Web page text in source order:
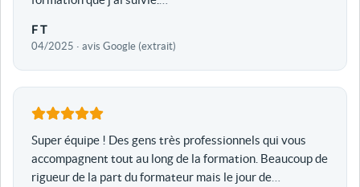
F T
04/2025 · avis Google (extrait)
Super équipe ! Des gens très professionnels qui vous
accompagnent tout au long de la formation. Beaucoup de
rigueur de la part du formateur mais le jour de…